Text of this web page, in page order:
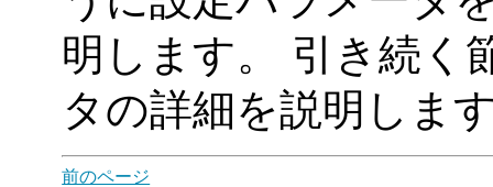
明します。 引き続く
タの詳細を説明しま
前のページ